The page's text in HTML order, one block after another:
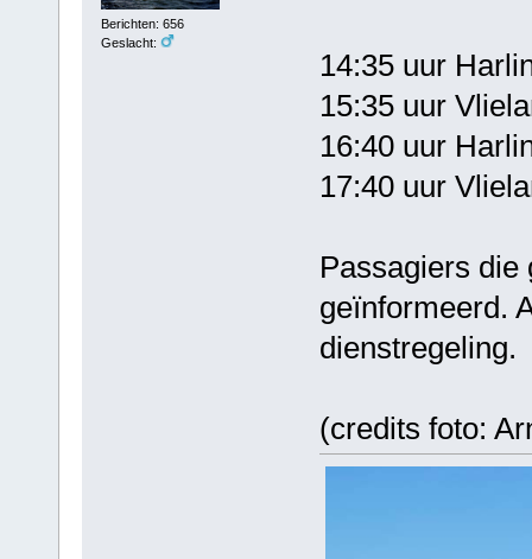
Berichten: 656
Geslacht:
14:35 uur
15:35 uur
16:40 uur
17:40 uur
Passagiers die
geïnformeerd.
dienstregeling.
(credits foto: